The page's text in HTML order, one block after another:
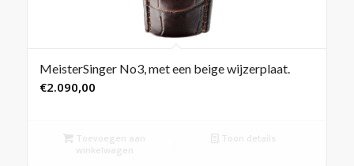
MeisterSinger No3, met een beige wijzerplaat.
€2.090,00
Toevoegen aan
winkelwagen
Toon details